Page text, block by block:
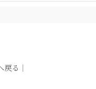
戻る ｜